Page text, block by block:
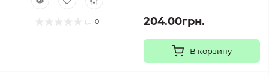
0 204.00грн.
В корзину